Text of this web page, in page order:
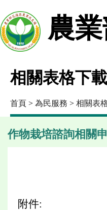
農
相關表格下載
首頁 > 為民服務 > 相關表
作物栽培諮詢相關
附件: